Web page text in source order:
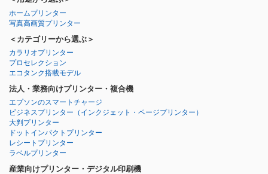
ホームプリンター
写真高画質プリンター
＜カテゴリーから選ぶ＞
カラリオプリンター
プロセレクション
エコタンク搭載モデル
法人・業務向けプリンター・複合機
エプソンのスマートチャージ
ビジネスプリンター （インクジェット・ページプリンター）
大判プリンター
ドットインパクトプリンター
レシートプリンター
ラベルプリンター
産業向けプリンター・デジタル印刷機